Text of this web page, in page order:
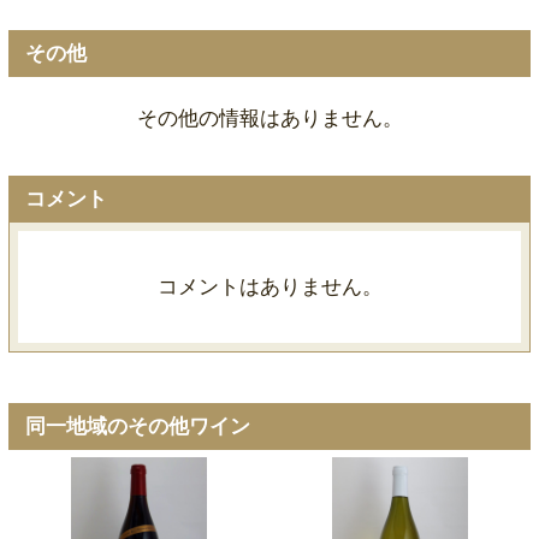
その他
その他の情報はありません。
コメント
コメントはありません。
同一地域のその他ワイン